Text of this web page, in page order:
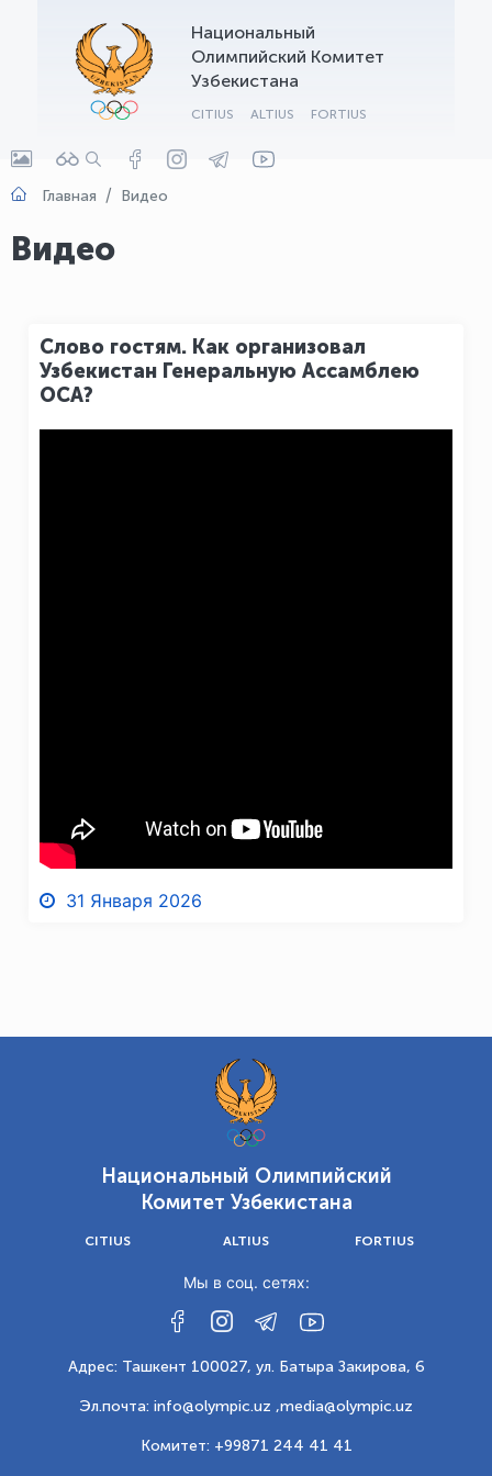
Национальный
Олимпийский Комитет
Узбекистана
CITIUS ALTIUS FORTIUS
Главная Видео
Видео
Слово гостям. Как организовал
Узбекистан Генеральную Ассамблею
ОСА?
31 Января 2026
Национальный Олимпийский
Комитет Узбекистана
CITIUS ALTIUS FORTIUS
Мы в соц. сетях:
Адрес: Ташкент 100027, ул. Батыра Закирова, 6
Эл.почта: info@olympic.uz ,media@olympic.uz
Комитет: +99871 244 41 41
OLYMPCHIK AI - yordamchi
Онлайн · olympic.uz